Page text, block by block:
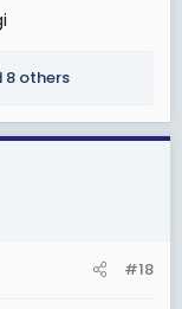
8 others
#18